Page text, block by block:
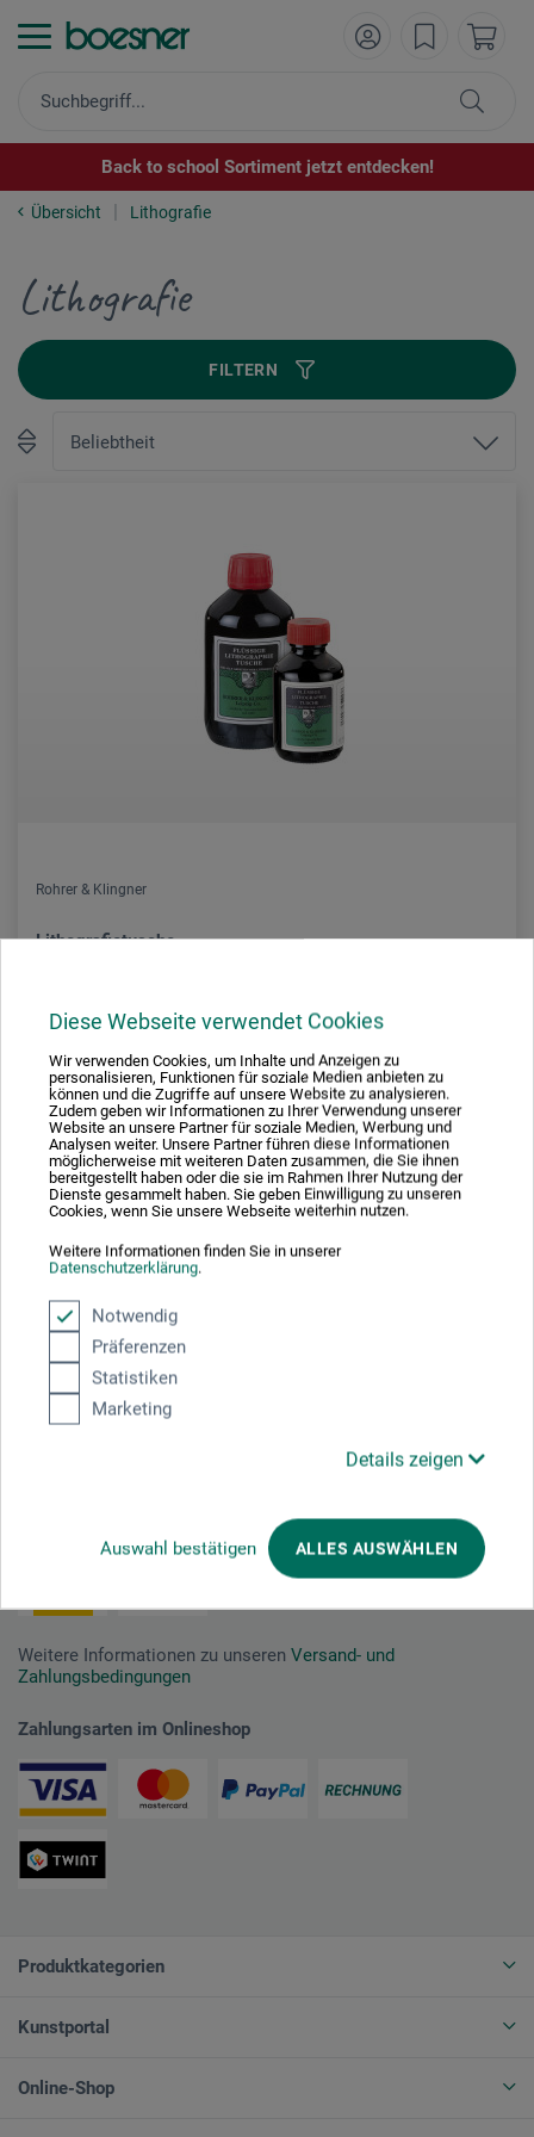
Diese Webseite verwendet Cookies
Wir verwenden Cookies, um Inhalte und Anzeigen zu
personalisieren, Funktionen für soziale Medien anbieten zu
können und die Zugriffe auf unsere Website zu analysieren.
Zudem geben wir Informationen zu Ihrer Verwendung unserer
Website an unsere Partner für soziale Medien, Werbung und
Analysen weiter. Unsere Partner führen diese Informationen
möglicherweise mit weiteren Daten zusammen, die Sie ihnen
bereitgestellt haben oder die sie im Rahmen Ihrer Nutzung der
Dienste gesammelt haben. Sie geben Einwilligung zu unseren
Cookies, wenn Sie unsere Webseite weiterhin nutzen.
Weitere Informationen finden Sie in unserer
Datenschutzerklärung.
Notwendig
Präferenzen
Statistiken
Marketing
Details zeigen
Auswahl bestätigen ALLES AUSWÄHLEN
Back to school Sortiment jetzt entdecken!
Übersicht Lithografie
Lithografie
FILTERN
Rohrer & Klingner
Lithografietusche
22.90
zzgl. Versandkosten
1
Ausgezeichnet sicher
Weitere Informationen zu unseren Versand- und
Zahlungsbedingungen
Zahlungsarten im Onlineshop
Produktkategorien
Kunstportal
Online-Shop